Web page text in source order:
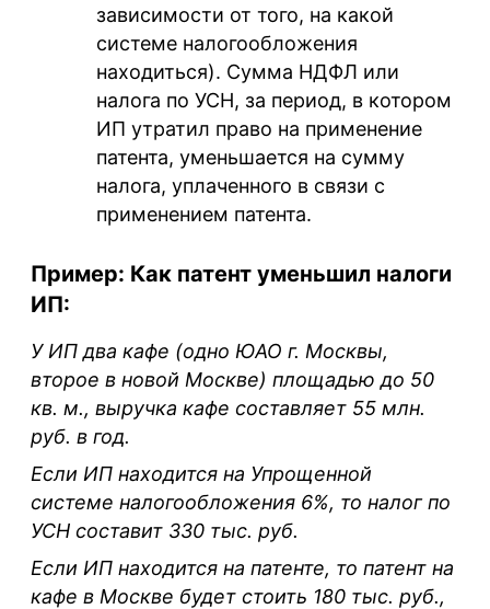
зависимости от того, на какой
системе налогообложения
находиться). Сумма НДФЛ или
налога по УСН, за период, в котором
ИП утратил право на применение
патента, уменьшается на сумму
налога, уплаченного в связи с
применением патента.
Пример: Как патент уменьшил налоги
ИП:
У ИП два кафе (одно ЮАО г. Москвы,
второе в новой Москве) площадью до 50
кв. м., выручка кафе составляет 55 млн.
руб. в год.
Если ИП находится на Упрощенной
системе налогообложения 6%, то налог по
УСН составит 330 тыс. руб.
Если ИП находится на патенте, то патент на
кафе в Москве будет стоить 180 тыс. руб.,